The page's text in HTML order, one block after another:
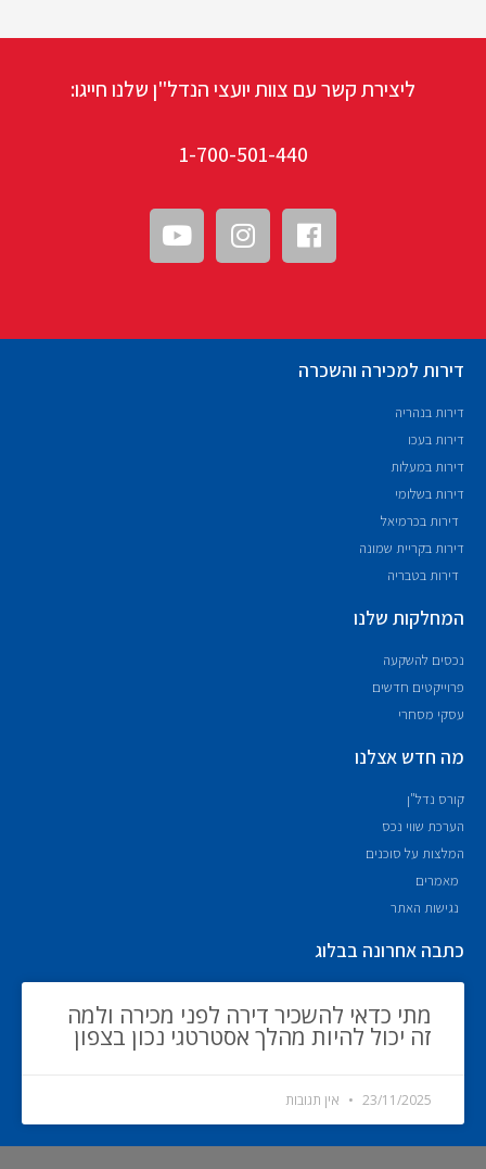
ליצירת קשר עם צוות יועצי הנדל"ן שלנו חייגו:
1-700-501-440
דירות למכירה והשכרה
דירות בנהריה
דירות בעכו
דירות במעלות
דירות בשלומי
דירות בכרמיאל
דירות בקריית שמונה
דירות בטבריה
המחלקות שלנו
נכסים להשקעה
פרוייקטים חדשים
עסקי מסחרי
מה חדש אצלנו
קורס נדל"ן
הערכת שווי נכס
המלצות על סוכנים
מאמרים
נגישות האתר
כתבה אחרונה בבלוג
מתי כדאי להשכיר דירה לפני מכירה ולמה
זה יכול להיות מהלך אסטרטגי נכון בצפון
23/11/2025 אין תגובות